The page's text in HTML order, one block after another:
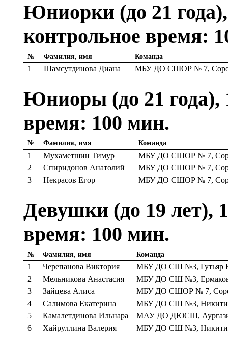
Юниорки (до 21
контрольное время:
№ Фамилия, имя Команда
1 Шамсутдинова Диана МБУ ДО СШОР № 7,
Юниоры (до 21 года),
время: 100 мин.
№ Фамилия, имя Команда
1 Мухаметшин Тимур
МБУ ДО СШОР № 7,
2
Спиридонов Анатолий
МБУ ДО СШОР № 7,
3
Некрасов Егор МБУ ДО СШОР № 7,
Девушки (до 19 лет),
время: 100 мин.
№ Фамилия, имя Команда
1 Черепанова Виктория
МБУ ДО СШ №3, Гутьяр
2
Мельникова Анастасия
МБУ ДО СШ №3,
3
Зайцева Алиса
МБУ ДО СШОР № 7,
4
Салимова Екатерина
МБУ ДО СШ №3,
5
Камалетдинова Ильнара
МАУ ДО ДЮСШ,
6
Хайруллина Валерия МБУ ДО СШ №3,